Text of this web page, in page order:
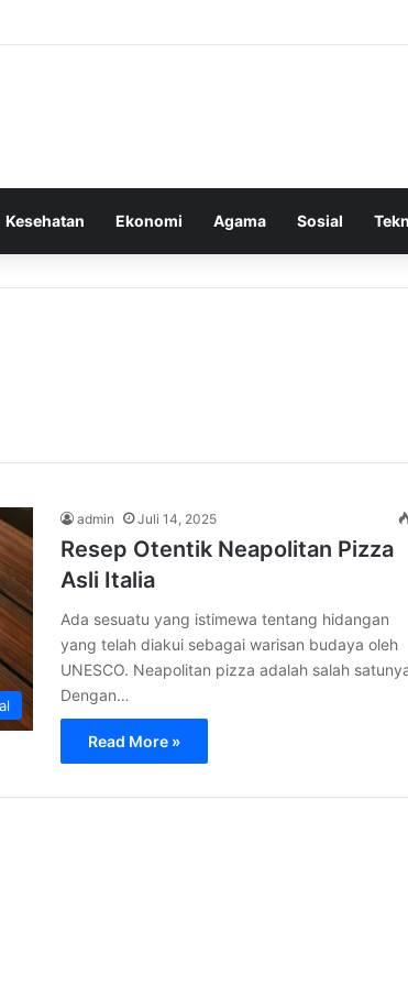
Kesehatan Ekonomi Agama Sosial
admin Juli 14, 2025
Resep Otentik Neapolitan Pizza
Asli Italia
Ada sesuatu yang istimewa tentang hidangan
yang telah diakui sebagai warisan budaya oleh
UNESCO. Neapolitan pizza adalah salah
Dengan…
Read More »